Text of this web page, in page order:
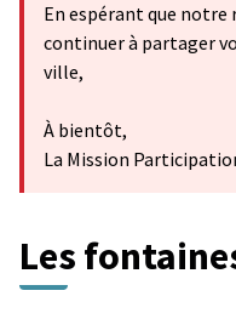
En espérant que notre
continuer à partager
ville,
À bientôt,
La Mission
Les